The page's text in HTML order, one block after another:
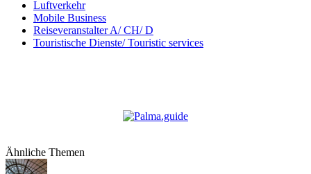
Luftverkehr
Mobile Business
Reiseveranstalter A/ CH/ D
Touristische Dienste/ Touristic services
Ähnliche Themen